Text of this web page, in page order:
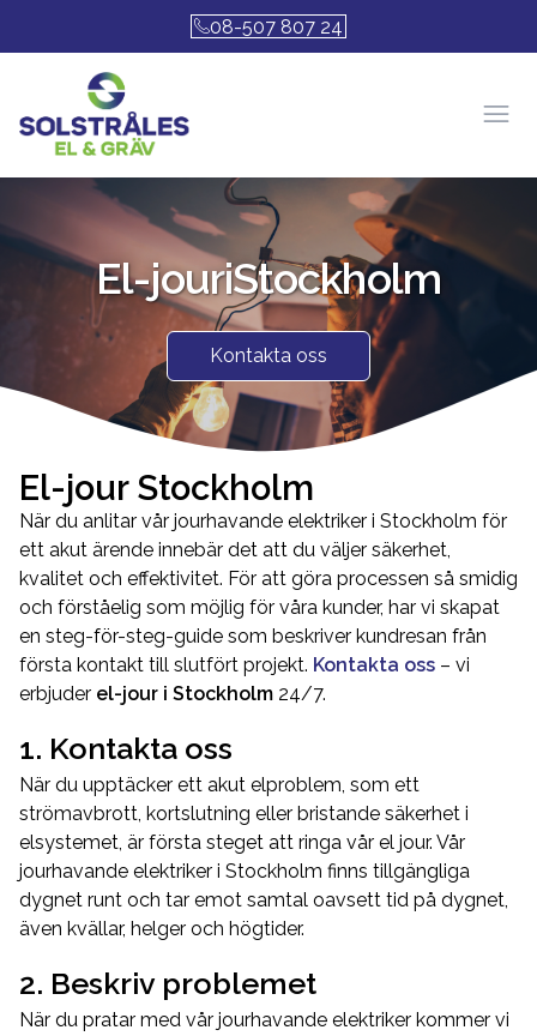
08-507 807 24
El-jouriStockholm
Kontakta oss
El-jour Stockholm
När du anlitar vår jourhavande elektriker i Stockholm för
ett akut ärende innebär det att du väljer säkerhet,
kvalitet och effektivitet. För att göra processen så smidig
och förståelig som möjlig för våra kunder, har vi skapat
en steg-för-steg-guide som beskriver kundresan från
första kontakt till slutfört projekt. Kontakta oss – vi
erbjuder el-jour i Stockholm 24/7.
1. Kontakta oss
När du upptäcker ett akut elproblem, som ett
strömavbrott, kortslutning eller bristande säkerhet i
elsystemet, är första steget att ringa vår el jour. Vår
jourhavande elektriker i Stockholm finns tillgängliga
dygnet runt och tar emot samtal oavsett tid på dygnet,
även kvällar, helger och högtider.
2. Beskriv problemet
När du pratar med vår jourhavande elektriker kommer vi